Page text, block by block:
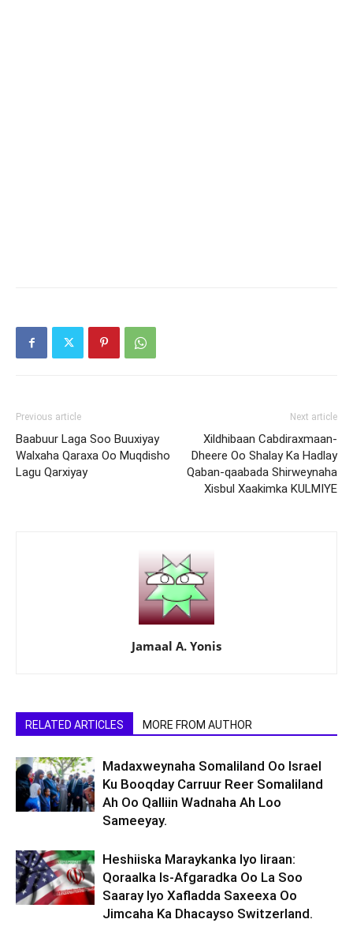
Previous article
Baabuur Laga Soo Buuxiyay
Walxaha Qaraxa Oo Muqdisho
Lagu Qarxiyay
Next article
Xildhibaan Cabdiraxmaan-
Dheere Oo Shalay Ka Hadlay
Qaban-qaabada Shirweynaha
Xisbul Xaakimka KULMIYE
Jamaal A. Yonis
RELATED ARTICLES MORE FROM AUTHOR
Madaxweynaha Somaliland Oo Israel
Ku Booqday Carruur Reer Somaliland
Ah Oo Qalliin Wadnaha Ah Loo
Sameeyay.
Heshiiska Maraykanka Iyo Iiraan:
Qoraalka Is-Afgaradka Oo La Soo
Saaray Iyo Xafladda Saxeexa Oo
Jimcaha Ka Dhacayso Switzerland.